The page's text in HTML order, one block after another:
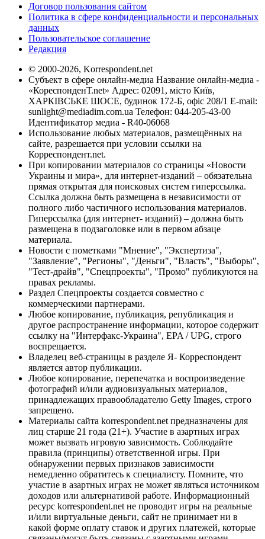
Договор пользования сайтом
Политика в сфере конфиденциальности и персональных
данных
Пользовательское соглашение
Редакция
© 2000-2026, Korrespondent.net
Субъект в сфере онлайн-медиа Название онлайн-медиа -
«КореспонденТ.net» Адрес: 02091, місто Київ,
ХАРКІВСЬКЕ ШОСЕ, будинок 172-Б, офіс 208/1 E-mail:
sunlight@mediadim.com.ua Телефон: 044-205-43-00
Идентификатор медиа - R40-06068
Использование любых материалов, размещённых на
сайте, разрешается при условии ссылки на
Корреспондент.net.
При копировании материалов со страницы «Новости
Украины и мира», для интернет-изданий – обязательна
прямая открытая для поисковых систем гиперссылка.
Ссылка должна быть размещена в независимости от
полного либо частичного использования материалов.
Гиперссылка (для интернет- изданий) – должна быть
размещена в подзаголовке или в первом абзаце
материала.
Новости с пометками "Мнение", "Экспертиза",
"Заявление", "Регионы", "Деньги", "Власть", "Выборы",
"Тест-драйв", "Спецпроекты", "Промо" публикуются на
правах рекламы.
Раздел Спецпроекты создается совместно с
коммерческими партнерами.
Любое копирование, публикация, републикация и
другое распространение информации, которое содержит
ссылку на "Интерфакс-Украина", EPA / UPG, строго
воспрещается.
Владелец веб-страницы в разделе Я- Корреспондент
является автор публикации.
Любое копирование, перепечатка и воспроизведение
фотографий и/или аудиовизуальных материалов,
принадлежащих правообладателю Getty Images, строго
запрещено.
Материалы сайта korrespondent.net предназначены для
лиц старше 21 года (21+). Участие в азартных играх
может вызвать игровую зависимость. Соблюдайте
правила (принципы) ответственной игры. При
обнаружении первых признаков зависимости
немедленно обратитесь к специалисту. Помните, что
участие в азартных играх не может являться источником
доходов или альтернативой работе. Информационный
ресурс korrespondent.net не проводит игры на реальные
и/или виртуальные деньги, сайт не принимает ни в
какой форме оплату ставок и других платежей, которые